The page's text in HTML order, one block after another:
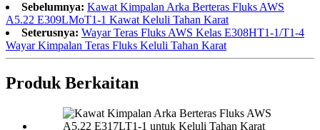
Sebelumnya: Kawat Kimpalan Arka Berteras Fluks AWS
A5.22 E309LMoT1-1 Kawat Keluli Tahan Karat
Seterusnya: Wayar Teras Fluks AWS Kelas E308HT1-1/T1-4
Wayar Kimpalan Teras Fluks Keluli Tahan Karat
Produk Berkaitan